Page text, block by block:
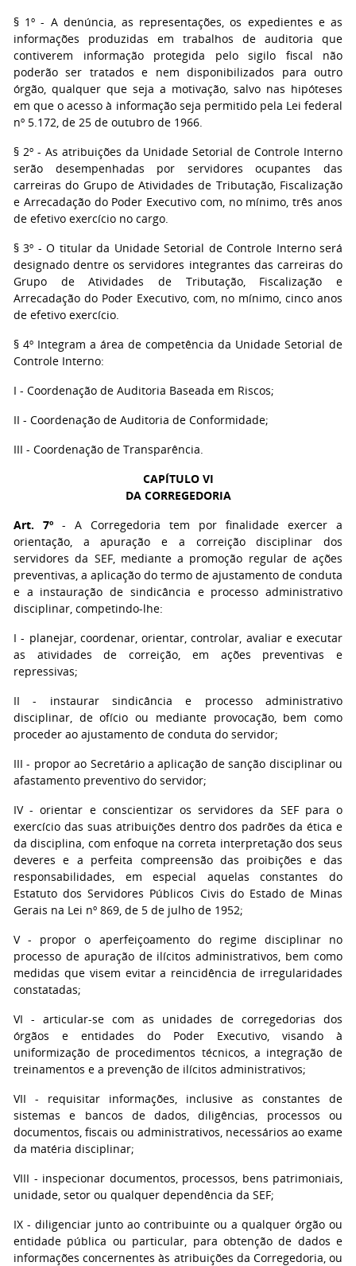
§ 1º - A denúncia, as representações, os expedientes e as
informações produzidas em trabalhos de auditoria que
contiverem informação protegida pelo sigilo fiscal não
poderão ser tratados e nem disponibilizados para outro
órgão, qualquer que seja a motivação, salvo nas hipóteses
em que o acesso à informação seja permitido pela Lei federal
nº 5.172, de 25 de outubro de 1966.
§ 2º - As atribuições da Unidade Setorial de Controle Interno
serão desempenhadas por servidores ocupantes das
carreiras do Grupo de Atividades de Tributação, Fiscalização
e Arrecadação do Poder Executivo com, no mínimo, três anos
de efetivo exercício no cargo.
§ 3º - O titular da Unidade Setorial de Controle Interno será
designado dentre os servidores integrantes das carreiras do
Grupo de Atividades de Tributação, Fiscalização e
Arrecadação do Poder Executivo, com, no mínimo, cinco anos
de efetivo exercício.
§ 4º Integram a área de competência da Unidade Setorial de
Controle Interno:
I - Coordenação de Auditoria Baseada em Riscos;
II - Coordenação de Auditoria de Conformidade;
III - Coordenação de Transparência.
CAPÍTULO VI
DA CORREGEDORIA
Art. 7º - A Corregedoria tem por finalidade exercer a
orientação, a apuração e a correição disciplinar dos
servidores da SEF, mediante a promoção regular de ações
preventivas, a aplicação do termo de ajustamento de conduta
e a instauração de sindicância e processo administrativo
disciplinar, competindo-lhe:
I - planejar, coordenar, orientar, controlar, avaliar e executar
as atividades de correição, em ações preventivas e
repressivas;
II - instaurar sindicância e processo administrativo
disciplinar, de ofício ou mediante provocação, bem como
proceder ao ajustamento de conduta do servidor;
III - propor ao Secretário a aplicação de sanção disciplinar ou
afastamento preventivo do servidor;
IV - orientar e conscientizar os servidores da SEF para o
exercício das suas atribuições dentro dos padrões da ética e
da disciplina, com enfoque na correta interpretação dos seus
deveres e a perfeita compreensão das proibições e das
responsabilidades, em especial aquelas constantes do
Estatuto dos Servidores Públicos Civis do Estado de Minas
Gerais na Lei nº 869, de 5 de julho de 1952;
V - propor o aperfeiçoamento do regime disciplinar no
processo de apuração de ilícitos administrativos, bem como
medidas que visem evitar a reincidência de irregularidades
constatadas;
VI - articular-se com as unidades de corregedorias dos
órgãos e entidades do Poder Executivo, visando à
uniformização de procedimentos técnicos, a integração de
treinamentos e a prevenção de ilícitos administrativos;
VII - requisitar informações, inclusive as constantes de
sistemas e bancos de dados, diligências, processos ou
documentos, fiscais ou administrativos, necessários ao exame
da matéria disciplinar;
VIII - inspecionar documentos, processos, bens patrimoniais,
unidade, setor ou qualquer dependência da SEF;
IX - diligenciar junto ao contribuinte ou a qualquer órgão ou
entidade pública ou particular, para obtenção de dados e
informações concernentes às atribuições da Corregedoria, ou